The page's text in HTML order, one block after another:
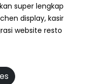
super lengkap
display, kasir
website resto